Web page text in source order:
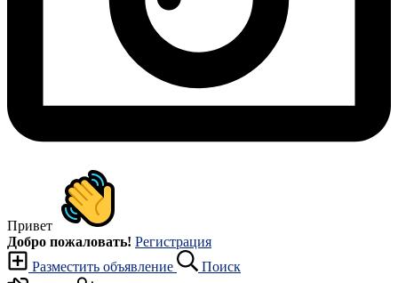
Привет
Добро пожаловать! Регистрация
Разместить объявление
Поиск